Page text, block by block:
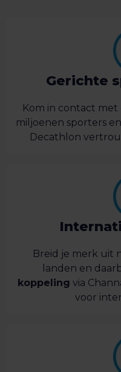
Gerichte
Kom in contact
miljoenen sporters
Decathlon
Breid je merk uit
landen en
koppeling via
voor